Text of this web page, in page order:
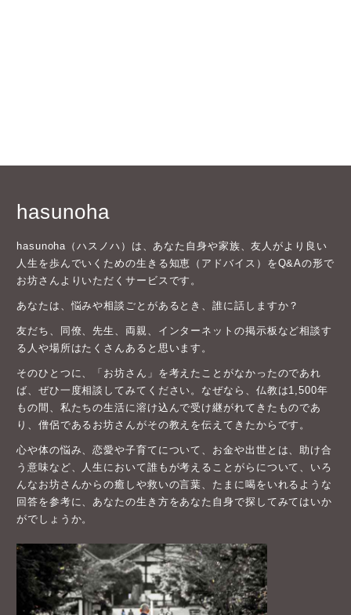
hasunoha
hasunoha（ハスノハ）は、あなた自身や家族、友人がより良い
人生を歩んでいくための生きる知恵（アドバイス）をQ&Aの形で
お坊さんよりいただくサービスです。
あなたは、悩みや相談ごとがあるとき、誰に話しますか？
友だち、同僚、先生、両親、インターネットの掲示板など相談す
る人や場所はたくさんあると思います。
そのひとつに、「お坊さん」を考えたことがなかったのであれ
ば、ぜひ一度相談してみてください。なぜなら、仏教は1,500年
もの間、私たちの生活に溶け込んで受け継がれてきたものであ
り、僧侶であるお坊さんがその教えを伝えてきたからです。
心や体の悩み、恋愛や子育てについて、お金や出世とは、助け合
う意味など、人生において誰もが考えることがらについて、いろ
んなお坊さんからの癒しや救いの言葉、たまに喝をいれるような
回答を参考に、あなたの生き方をあなた自身で探してみてはいか
がでしょうか。